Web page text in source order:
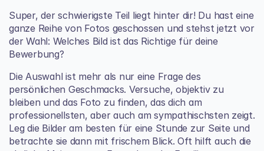
Super, der schwierigste Teil liegt hinter dir! Du hast eine
ganze Reihe von Fotos geschossen und stehst jetzt vor
der Wahl: Welches Bild ist das Richtige für deine
Bewerbung?
Die Auswahl ist mehr als nur eine Frage des
persönlichen Geschmacks. Versuche, objektiv zu
bleiben und das Foto zu finden, das dich am
professionellsten, aber auch am sympathischsten zeigt.
Leg die Bilder am besten für eine Stunde zur Seite und
betrachte sie dann mit frischem Blick. Oft hilft auch die